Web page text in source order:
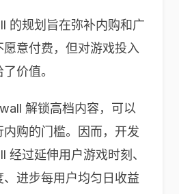
的规划旨在弥补内购和广
意付费，但对游戏投入
价值。
解锁高档内容，可以
购的门槛。因而，开发
经过延伸用户游戏时刻、
进步每用户均匀日收益